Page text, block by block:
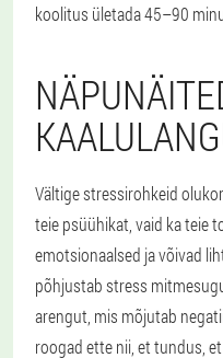
koolitus ületada 45–90
Vältige stressirohkeid
teie psüühikat, vaid ka teie
emotsionaalsed ja võivad
põhjustab stress
arengut, mis mõjutab
roogad ette nii, et tundus,